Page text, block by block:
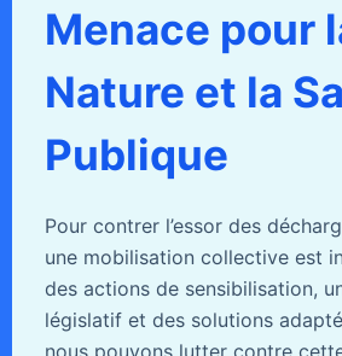
Menace pour
Nature et la
Publique
Pour contrer l’essor des
une mobilisation collective est
des actions de sensibilisation,
législatif et des solutions